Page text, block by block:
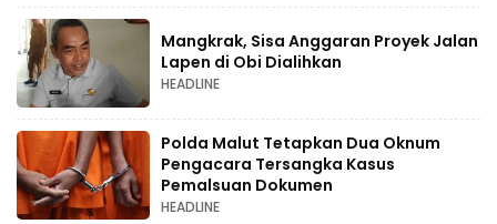
Mangkrak, Sisa Anggaran Proyek Jalan
Lapen di Obi Dialihkan
HEADLINE
Polda Malut Tetapkan Dua Oknum
Pengacara Tersangka Kasus
Pemalsuan Dokumen
HEADLINE